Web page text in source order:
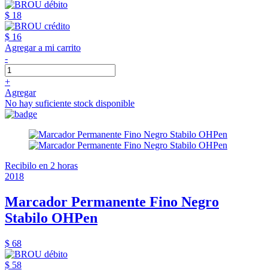
$ 18
$ 16
Agregar a mi carrito
-
+
Agregar
No hay suficiente stock disponible
Recibilo en 2 horas
2018
Marcador Permanente Fino Negro
Stabilo OHPen
$ 68
$ 58